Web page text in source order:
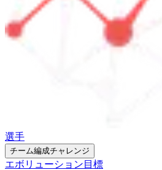
選手
チーム編成チャレンジ
エボリューション 目標